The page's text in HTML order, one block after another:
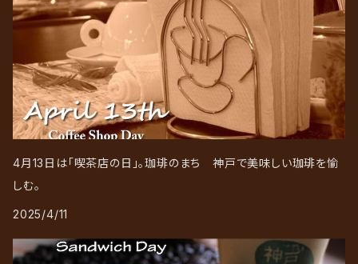
4月13日は「喫茶店の日」。珈琲のまち 神戸で美味しい珈琲を愉
しむ。
2025/4/11